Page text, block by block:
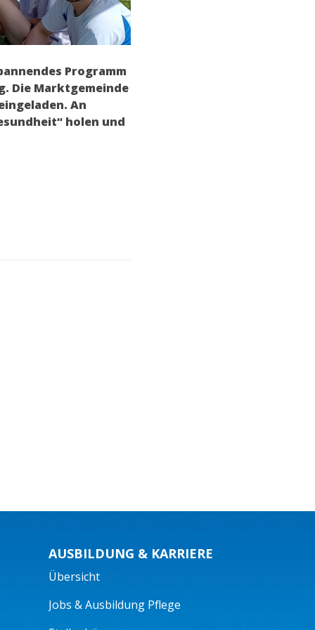
Programm
Die Marktgemeinde
An
holen und
AUSBILDUNG & KARRIERE
Übersicht
Jobs & Ausbildung Pflege